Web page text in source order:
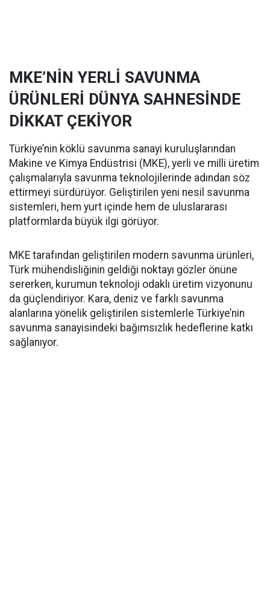
MKE’NİN YERLİ SAVUNMA
ÜRÜNLERİ DÜNYA SAHNESİNDE
DİKKAT ÇEKİYOR
Türkiye’nin köklü savunma sanayi kuruluşlarından
Makine ve Kimya Endüstrisi (MKE), yerli ve milli üretim
çalışmalarıyla savunma teknolojilerinde adından söz
ettirmeyi sürdürüyor. Geliştirilen yeni nesil savunma
sistemleri, hem yurt içinde hem de uluslararası
platformlarda büyük ilgi görüyor.
MKE tarafından geliştirilen modern savunma ürünleri,
Türk mühendisliğinin geldiği noktayı gözler önüne
sererken, kurumun teknoloji odaklı üretim vizyonunu
da güçlendiriyor. Kara, deniz ve farklı savunma
alanlarına yönelik geliştirilen sistemlerle Türkiye’nin
savunma sanayisindeki bağımsızlık hedeflerine katkı
sağlanıyor.